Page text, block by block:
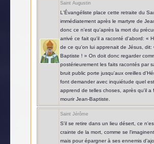
Saint Augustin
L'Évangéliste place cette retraite du
immédiatement après le martyre de
donc ce n'est qu'après la mort du
arrivé ce fait qu'il a raconté d'abord: «
de ce qu'on lui apprenait de Jésus, dit:
Baptiste ! » On doit donc regarder
postérieurement les faits racontés par
bruit public porte jusqu'aux oreilles
font demander avec inquiétude quel
apprend de telles choses, après qu'il a
mourir Jean-Baptiste.
Saint Jérôme
S'il se retire dans un lieu désert, ce
crainte de la mort, comme se
mais pour épargner à ses ennemis